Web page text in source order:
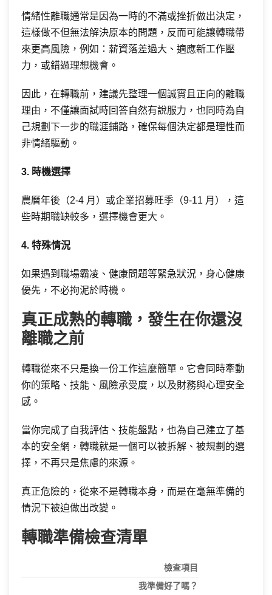
情緒性離職通常是因為一時的不滿或挫折做出決定，
這樣做不但無法解決原本的問題，反而可能讓轉職帶
來更高風險，例如：薪資落差過大、適應新工作壓
力，或錯過理想機會。
因此，在轉職前，建議先整理一個誠實且正向的離職
理由，不僅讓面試時回答自然有說服力，也同時為自
己規劃下一步的職涯鋪路，確保每個決定都是理性而
非情緒驅動。
3. 時機選擇
農曆年後（2-4 月）或企業招募旺季（9-11 月），這
些時期職缺較多，選擇機會更大。
4. 特殊情況
如果遇到職場霸凌、健康問題等緊急狀況，身心健康
優先，不必拘泥於時機。
真正成熟的轉職，發生在你還沒
離職之前
轉職從來不只是換一份工作這麼簡單。它會同時牽動
你的策略、技能、風險承受度，以及財務與心理安全
感。
當你完成了自我評估、技能盤點，也為自己建立了基
本的安全網，轉職就是一個可以被拆解、被規劃的選
擇，不再只是焦慮的來源。
真正危險的，從來不是轉職本身，而是在毫無準備的
情況下被迫做出改變。
轉職準備檢查清單
檢查項目
我準備好了嗎？